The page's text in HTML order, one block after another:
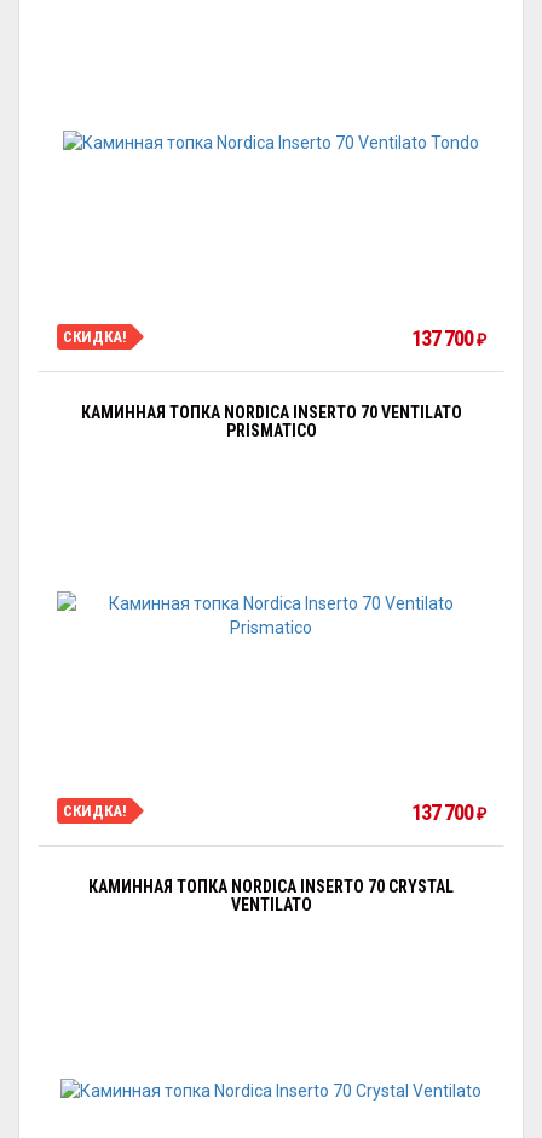
СКИДКА! 137 700 ₽
КАМИННАЯ ТОПКА NORDICA INSERTO 70 VENTILATO
PRISMATICO
СКИДКА! 137 700 ₽
КАМИННАЯ ТОПКА NORDICA INSERTO 70 CRYSTAL
VENTILATO